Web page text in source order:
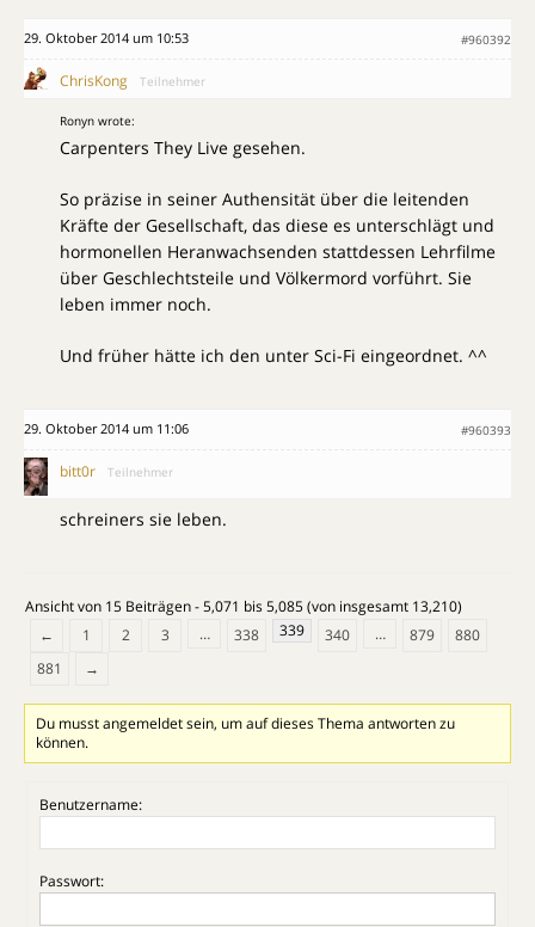
29. Oktober 2014 um 10:53 #960392
ChrisKong Teilnehmer
Ronyn wrote:
Carpenters They Live gesehen.
So präzise in seiner Authensität über die leitenden
Kräfte der Gesellschaft, das diese es unterschlägt und
hormonellen Heranwachsenden stattdessen Lehrfilme
über Geschlechtsteile und Völkermord vorführt. Sie
leben immer noch.
Und früher hätte ich den unter Sci-Fi eingeordnet. ^^
29. Oktober 2014 um 11:06 #960393
bitt0r Teilnehmer
schreiners sie leben.
Ansicht von 15 Beiträgen - 5,071 bis 5,085 (von insgesamt 13,210)
←
1 2 3 … 338 339 340 … 879
880
881
→
Du musst angemeldet sein, um auf dieses Thema antworten zu
können.
Benutzername:
Passwort: